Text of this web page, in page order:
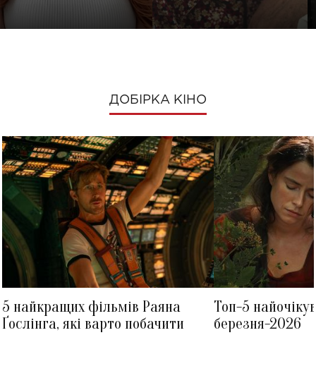
ДОБІРКА КІНО
5 найкращих фільмів Раяна
Ґослінга, які варто побачити
Топ-5
березня-2026